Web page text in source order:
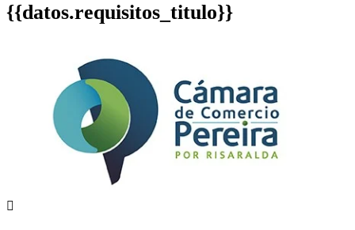
{{datos.requisitos_titulo}}